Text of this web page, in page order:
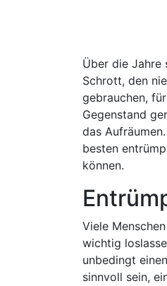
Über die Jahre
Schrott, den
gebrauchen,
Gegenstand
das
besten
können.
Viele
wichtig
unbedingt
sinnvoll sein,